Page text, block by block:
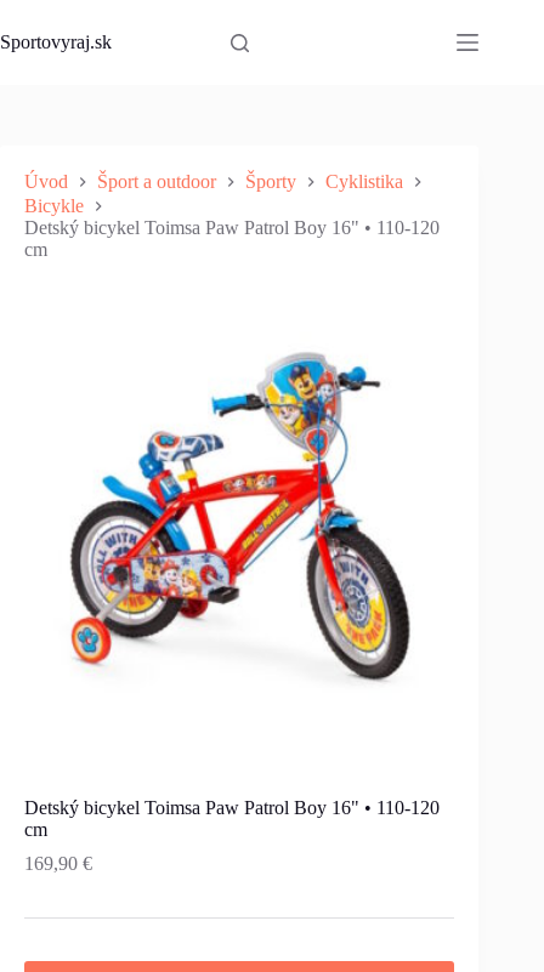
to
content
Sportovyraj.sk
Úvod Šport a outdoor Športy
Cyklistika
Bicykle
Detský bicykel Toimsa Paw Patrol Boy 16" • 110-120
cm
Detský bicykel Toimsa Paw Patrol Boy 16" • 110-120
cm
169,90 €